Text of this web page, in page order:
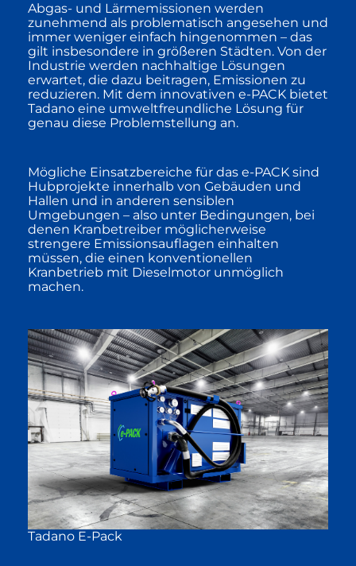
Abgas- und Lärmemissionen werden
zunehmend als problematisch angesehen und
immer weniger einfach hingenommen – das
gilt insbesondere in größeren Städten. Von der
Industrie werden nachhaltige Lösungen
erwartet, die dazu beitragen, Emissionen zu
reduzieren. Mit dem innovativen e-PACK bietet
Tadano eine umweltfreundliche Lösung für
genau diese Problemstellung an.
Mögliche Einsatzbereiche für das e-PACK sind
Hubprojekte innerhalb von Gebäuden und
Hallen und in anderen sensiblen
Umgebungen – also unter Bedingungen, bei
denen Kranbetreiber möglicherweise
strengere Emissionsauflagen einhalten
müssen, die einen konventionellen
Kranbetrieb mit Dieselmotor unmöglich
machen.
Tadano E-Pack